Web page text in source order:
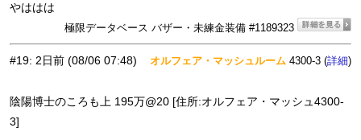
やははは
極限データベース バザー・未練金装備 #1189323
#19: 2日前 (08/06 07:48) オルフェア・マッシュルーム 4300-3 (詳細)
陰陽博士のころも上 195万@20 [住所:オルフェア・マッシュ4300-
3]